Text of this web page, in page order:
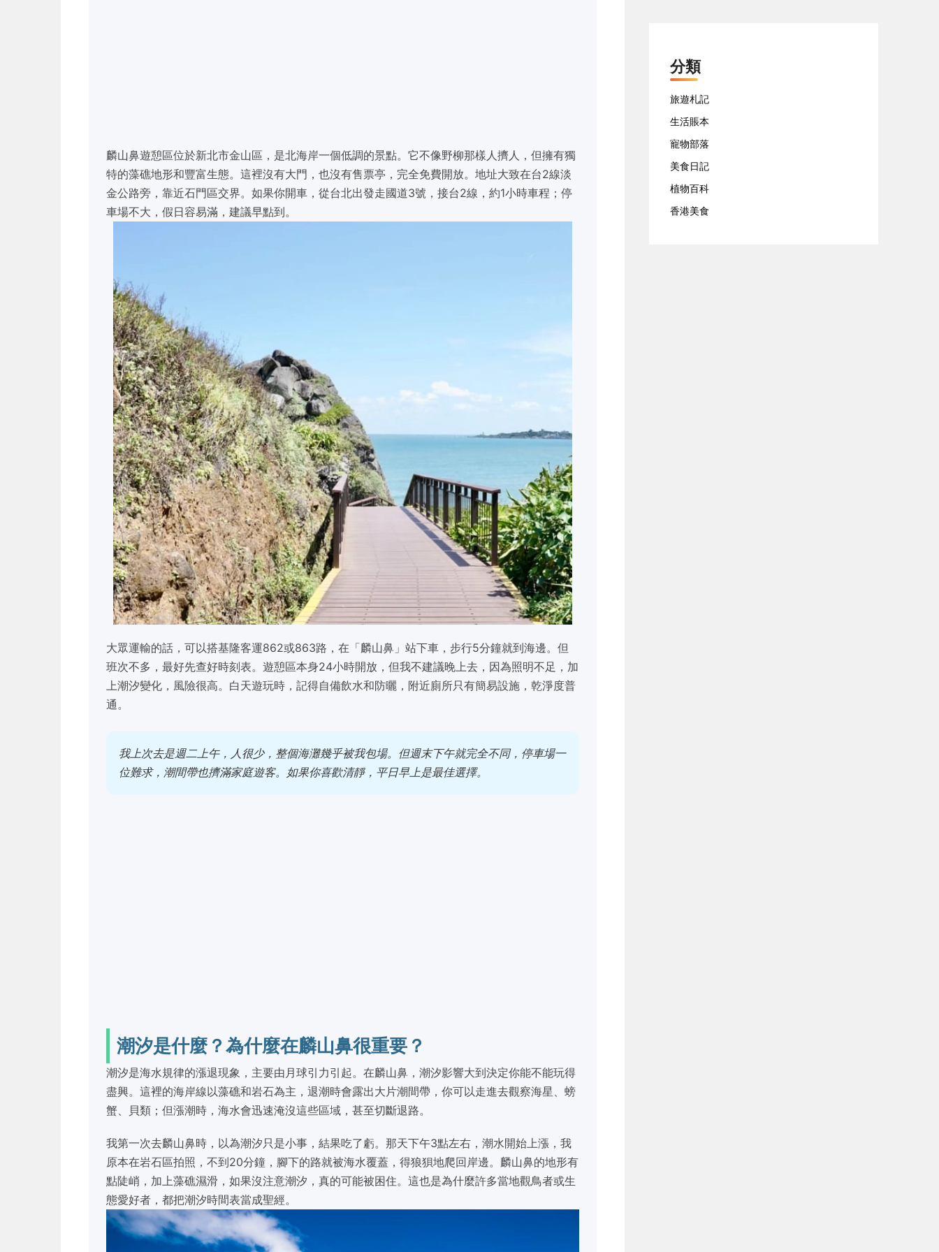
麟山鼻遊憩區位於新北市金山區，是北海岸一個低調的景點。它不像野柳那樣人擠人，但擁有獨
特的藻礁地形和豐富生態。這裡沒有大門，也沒有售票亭，完全免費開放。地址大致在台2線淡
金公路旁，靠近石門區交界。如果你開車，從台北出發走國道3號，接台2線，約1小時車程；停
車場不大，假日容易滿，建議早點到。
大眾運輸的話，可以搭基隆客運862或863路，在「麟山鼻」站下車，步行5分鐘就到海邊。但
班次不多，最好先查好時刻表。遊憩區本身24小時開放，但我不建議晚上去，因為照明不足，加
上潮汐變化，風險很高。白天遊玩時，記得自備飲水和防曬，附近廁所只有簡易設施，乾淨度普
通。
我上次去是週二上午，人很少，整個海灘幾乎被我包場。但週末下午就完全不同，停車場一
位難求，潮間帶也擠滿家庭遊客。如果你喜歡清靜，平日早上是最佳選擇。
潮汐是什麼？為什麼在麟山鼻很重要？
潮汐是海水規律的漲退現象，主要由月球引力引起。在麟山鼻，潮汐影響大到決定你能不能玩得
盡興。這裡的海岸線以藻礁和岩石為主，退潮時會露出大片潮間帶，你可以走進去觀察海星、螃
蟹、貝類；但漲潮時，海水會迅速淹沒這些區域，甚至切斷退路。
我第一次去麟山鼻時，以為潮汐只是小事，結果吃了虧。那天下午3點左右，潮水開始上漲，我
原本在岩石區拍照，不到20分鐘，腳下的路就被海水覆蓋，得狼狽地爬回岸邊。麟山鼻的地形有
點陡峭，加上藻礁濕滑，如果沒注意潮汐，真的可能被困住。這也是為什麼許多當地觀鳥者或生
態愛好者，都把潮汐時間表當成聖經。
分類
旅遊札記
生活賬本
寵物部落
美食日記
植物百科
香港美食